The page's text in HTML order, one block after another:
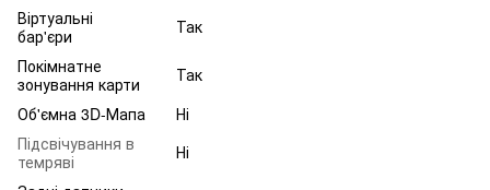
Віртуальні
бар'єри
Так
Покімнатне
зонування карти
Так
Об'ємна 3D-Мапа
Ні
Підсвічування в
темряві
Ні